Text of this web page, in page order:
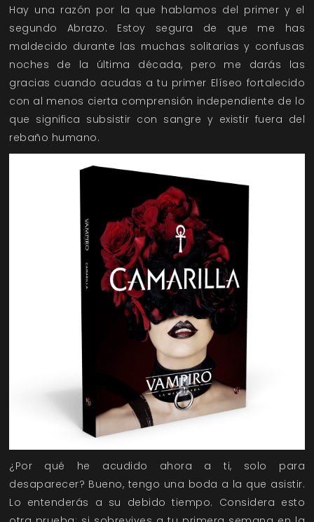
Hay una razón por la que hablamos del primer y el
segundo Abrazo. Estoy segura de que me has
maldecido durante las muchas solitarias y confusas
noches de la última década, pero me darás las
gracias cuando acudas a tu primer Elíseo fortalecido
con al menos cierta comprensión independiente de lo
que significa subsistir con sangre y existir fuera del
rebaño humano.
¿Por qué he acudido ahora a ti, solo para
desaparecer? Bueno, tengo una boda a la que asistir.
Lo entenderás a su debido tiempo. Considera esto